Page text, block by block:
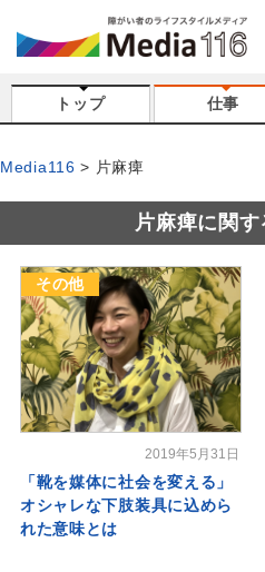
トップ 仕事
Media116 片麻痺
片麻痺に関
その他
2019年5月31日
「靴を媒体に社会を変える」
オシャレな下肢装具に込めら
れた意味とは